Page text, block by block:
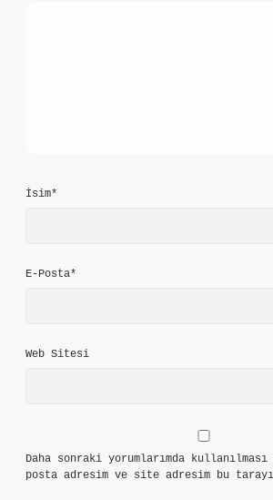
İsim*
E-Posta*
Web Sitesi
Daha sonraki yorumlarımda
posta adresim ve site adresim bu